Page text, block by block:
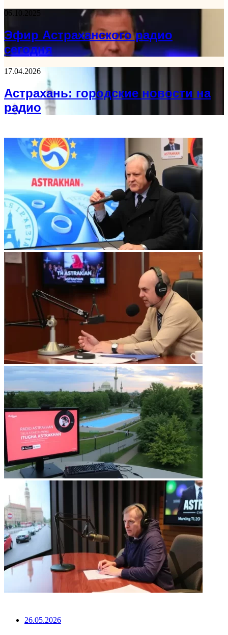
06.10.2025
Эфир Астраханского радио
сегодня
17.04.2026
Астрахань: городские новости на
радио
26.05.2026